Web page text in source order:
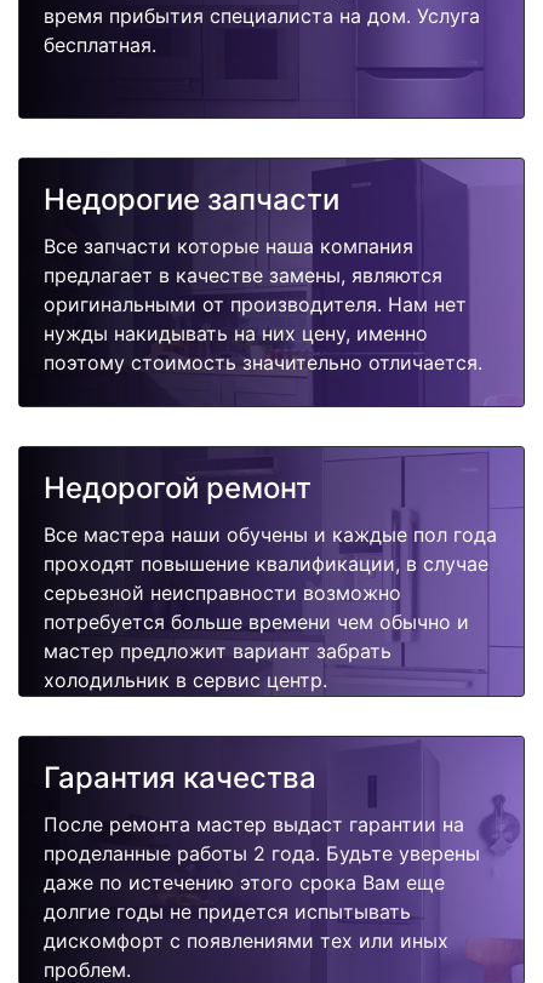
время прибытия специалиста на дом. Услуга
бесплатная.
Недорогие запчасти
Все запчасти которые наша компания
предлагает в качестве замены, являются
оригинальными от производителя. Нам нет
нужды накидывать на них цену, именно
поэтому стоимость значительно отличается.
Недорогой ремонт
Все мастера наши обучены и каждые пол года
проходят повышение квалификации, в случае
серьезной неисправности возможно
потребуется больше времени чем обычно и
мастер предложит вариант забрать
холодильник в сервис центр.
Гарантия качества
После ремонта мастер выдаст гарантии на
проделанные работы 2 года. Будьте уверены
даже по истечению этого срока Вам еще
долгие годы не придется испытывать
дискомфорт с появлениями тех или иных
проблем.